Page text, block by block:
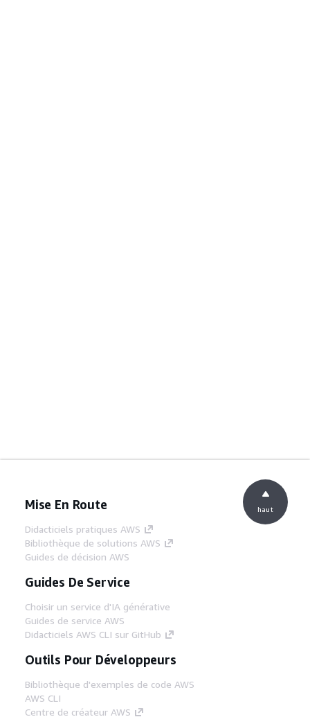
Mise En Route
Didacticiels pratiques AWS
Bibliothèque de solutions AWS
Guides de décision AWS
Guides De Service
Choisir un service d'IA générative
Guides de service AWS
Didacticiels AWS CLI sur GitHub
Outils Pour Développeurs
Bibliothèque d'exemples de code AWS
AWS CLI
Centre de créateur AWS
haut